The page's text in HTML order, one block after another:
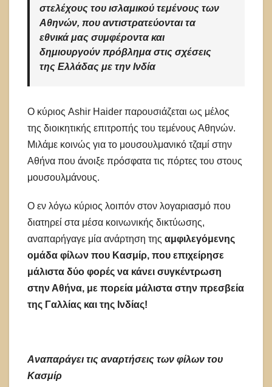
στελέχους του ισλαμικού τεμένους των
Αθηνών, που αντιστρατεύονται τα
εθνικά μας συμφέροντα και
δημιουργούν πρόβλημα στις σχέσεις
της Ελλάδας με την Ινδία
Ο κύριος Ashir Haider παρουσιάζεται ως μέλος
της διοικητικής επιτροπής του τεμένους Αθηνών.
Μιλάμε κοινώς για το μουσουλμανικό τζαμί στην
Αθήνα που άνοιξε πρόσφατα τις πόρτες του στους
μουσουλμάνους.
Ο εν λόγω κύριος λοιπόν στον λογαριασμό που
διατηρεί στα μέσα κοινωνικής δικτύωσης,
αναπαρήγαγε μία ανάρτηση της αμφιλεγόμενης
ομάδα φίλων που Κασμίρ, που επιχείρησε
μάλιστα δύο φορές να κάνει συγκέντρωση
στην Αθήνα, με πορεία μάλιστα στην πρεσβεία
της Γαλλίας και της Ινδίας!
Αναπαράγει τις αναρτήσεις των φίλων του
Κασμίρ